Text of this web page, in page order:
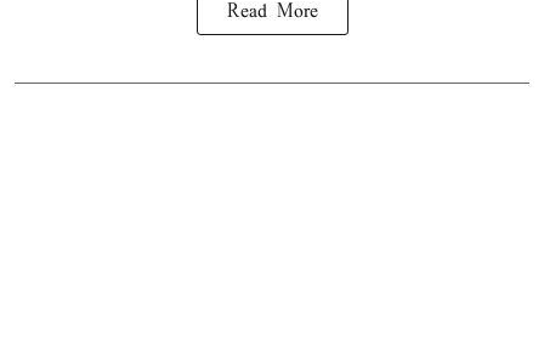
Read More